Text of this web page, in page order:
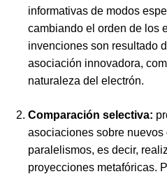
informativas de modos
cambiando el orden de los
invenciones son resultado
asociación innovadora,
naturaleza del electrón.
Comparación selectiva:
asociaciones sobre
paralelismos, es decir,
proyecciones metafóricas.